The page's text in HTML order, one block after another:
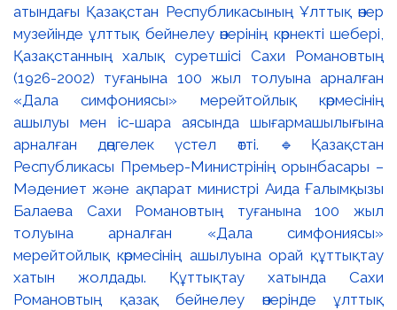
атындағы Қазақстан Республикасының Ұлттық өнер
музейінде ұлттық бейнелеу өнерінің көрнекті шебері,
Қазақстанның халық суретшісі Сахи Романовтың
(1926-2002) туғанына 100 жыл толуына арналған
«Дала симфониясы» мерейтойлық көрмесінің
ашылуы мен іс-шара аясында шығармашылығына
арналған дөңгелек үстел өтті. 🔹Қазақстан
Республикасы Премьер-Министрінің орынбасары –
Мәдениет және ақпарат министрі Аида Ғалымқызы
Балаева Сахи Романовтың туғанына 100 жыл
толуына арналған «Дала симфониясы»
мерейтойлық көрмесінің ашылуына орай құттықтау
хатын жолдады. Құттықтау хатында Сахи
Романовтың қазақ бейнелеу өнерінде ұлттық